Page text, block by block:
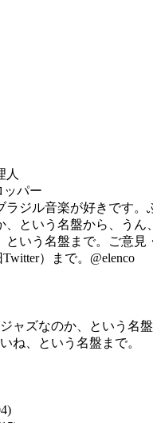
人
ッパー
ラジル音楽が好きです。
、という名盤から、うん
という名盤まで。ご意見
）まで。@elenco
ャズなのか、という名
ね、という名盤まで。